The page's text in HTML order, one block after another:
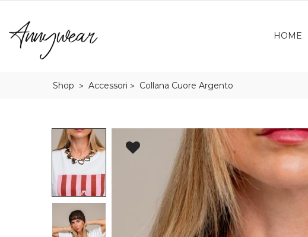
HOME
Shop > Accessori > Collana Cuore Argento